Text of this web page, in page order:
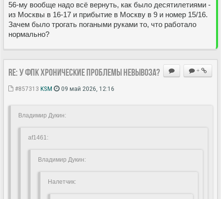
56-му вообще надо всё вернуть, как было десятилетиями -
из Москвы в 16-17 и прибытие в Москву в 9 и номер 15/16.
Зачем было трогать погаными руками то, что работало
нормально?
+
Re: У ФПК хронические проблемы невывоза?
#857313 KSM 09 май 2026, 12:16
Владимир Дукин:
af1461:
Владимир Дукин:
Hалетчик: